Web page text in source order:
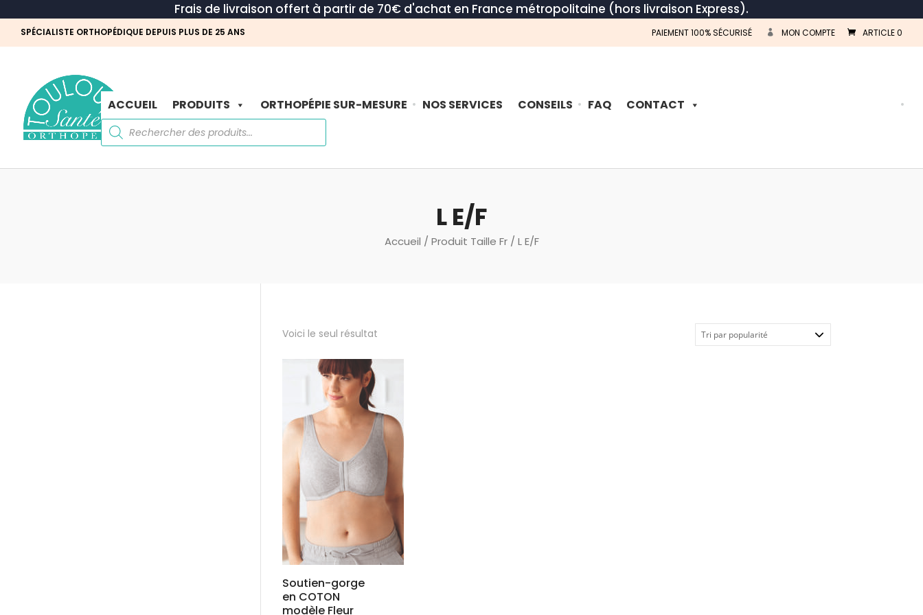
Frais de livraison offert à partir de 70€ d'achat en France métropolitaine (hors livraison Express).
SPÉCIALISTE ORTHOPÉDIQUE DEPUIS PLUS DE 25 ANS PAIEMENT 100% SÉCURISÉ MON COMPTE ARTICLE 0
ACCUEIL PRODUITS ORTHOPÉPIE SUR-MESURE NOS SERVICES CONSEILS FAQ CONTACT
Recherche
de
produits
Recherche
L E/F
Accueil / Produit Taille Fr / L E/F
Voici le seul résultat
Soutien-gorge
en COTON
modèle Fleur